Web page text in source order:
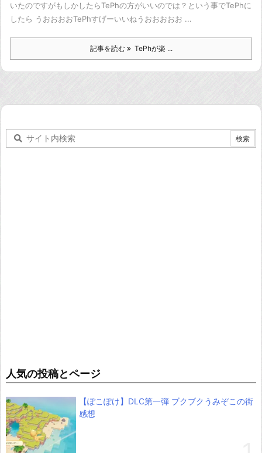
いたのですがもしかしたらTePhの方がいいのでは？ という事でTePhに
したら うおおおおTePhすげーいいねうおおおおお ...
記事を読む TePhが楽 ...
人気の投稿とページ
【ぽこぽけ】DLC第一弾 ブクブクうみぞこの街
感想